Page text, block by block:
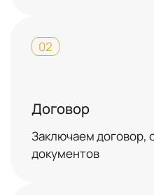
02
Договор
Заключаем договор,
документов